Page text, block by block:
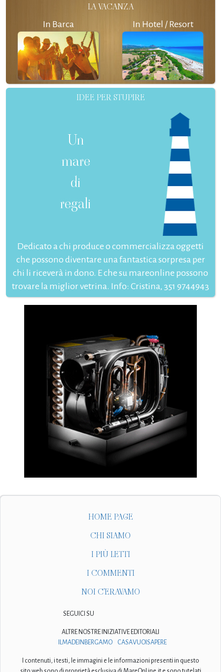
LA VACANZA
In Barca In Hotel / Resort
IDEE PER STUPIRE
Un
mare
di
regali
Dedicato a chi produce o commercializza oggetti
che possono diventare una fantastica sorpresa per
chi li riceverà in dono. E che su mareonline possono
trovare la miglior vetrina. Info: Cristina, 351 9744943
HOME PAGE
CHI SIAMO
I PIÙ LETTI
I COMMENTI
NOI C'ERAVAMO
SEGUICI SU
ALTRE NOSTRE INIZIATIVE EDITORIALI
ILMADEINBERGAMO
CASAVUOISAPERE
I contenuti, i testi, le immagini e le informazioni presenti in questo